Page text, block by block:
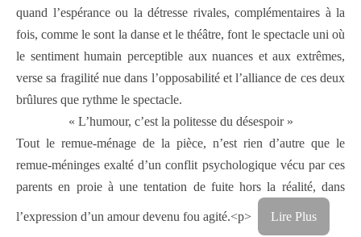
quand l’espérance ou la détresse rivales, complémentaires à la
fois, comme le sont la danse et le théâtre, font le spectacle uni où
le sentiment humain perceptible aux nuances et aux extrêmes,
verse sa fragilité nue dans l’opposabilité et l’alliance de ces deux
brûlures que rythme le spectacle.
« L’humour, c’est la politesse du désespoir »
Tout le remue-ménage de la pièce, n’est rien d’autre que le
remue-méninges exalté d’un conflit psychologique vécu par ces
parents en proie à une tentation de fuite hors la réalité, dans
l’expression d’un amour devenu fou agité.<p> Lire Plus